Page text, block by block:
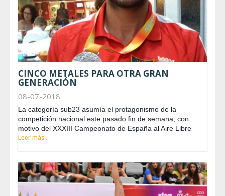
CINCO METALES PARA OTRA GRAN
GENERACIÓN
08-07-2018
La categoría sub23 asumía el protagonismo de la
competición nacional este pasado fin de semana, con
motivo del XXXIII Campeonato de España al Aire Libre
Leer más...